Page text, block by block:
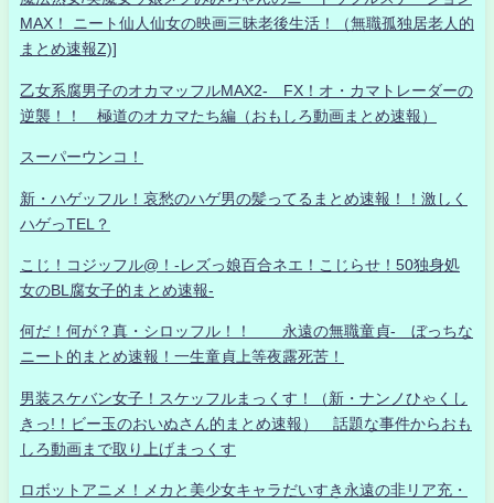
MAX！ ニート仙人仙女の映画三昧老後生活！（無職孤独居老人的
まとめ速報Z)]
乙女系腐男子のオカマッフルMAX2- FX！オ・カマトレーダーの
逆襲！！ 極道のオカマたち編（おもしろ動画まとめ速報）
スーパーウンコ！
新・ハゲッフル！哀愁のハゲ男の髪ってるまとめ速報！！激しく
ハゲっTEL？
こじ！コジッフル@！-レズっ娘百合ネエ！こじらせ！50独身処
女のBL腐女子的まとめ速報-
何だ！何が？真・シロッフル！！ 永遠の無職童貞- ぼっちな
ニート的まとめ速報！一生童貞上等夜露死苦！
男装スケバン女子！スケッフルまっくす！（新・ナンノひゃくし
きっ!！ビー玉のおいぬさん的まとめ速報） 話題な事件からおも
しろ動画まで取り上げまっくす
ロボットアニメ！メカと美少女キャラだいすき永遠の非リア充・